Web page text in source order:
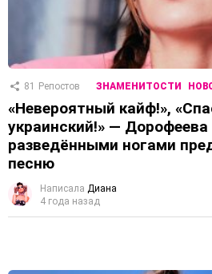
81 Репостов ЗНАМЕНИТОСТИ
«Невероятный кайф!»,
украинский!» —
разведёнными ногами
песню
Написала Диана
4 года назад